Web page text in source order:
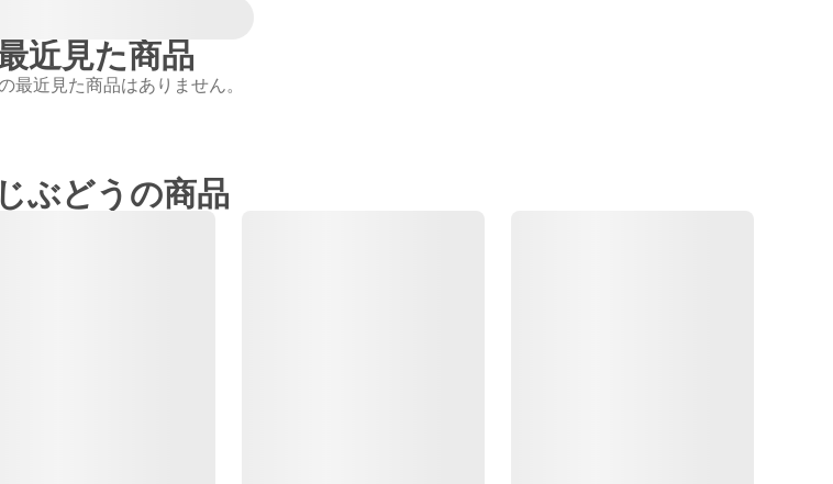
近見た商品
最近見た商品はありません。
ぶどうの商品